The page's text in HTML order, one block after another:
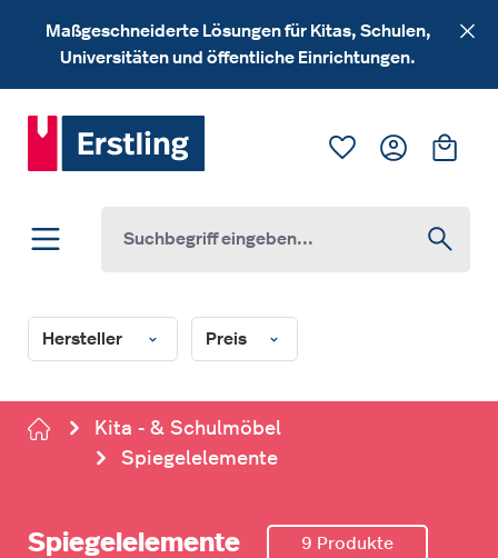
Zum Hauptinhalt springen
Maßgeschneiderte Lösungen für Kitas, Schulen,
Universitäten und öffentliche Einrichtungen.
Du hast 0
Hersteller Preis
Kita - & Schulmöbel
Spiegelelemente
Spiegelelemente 9 Produkte